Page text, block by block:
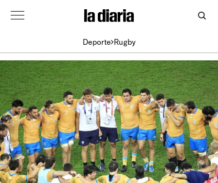
Deporte Rugby